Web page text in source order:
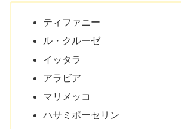
ティファニー
ル・クルーゼ
イッタラ
アラビア
マリメッコ
ハサミポーセリン